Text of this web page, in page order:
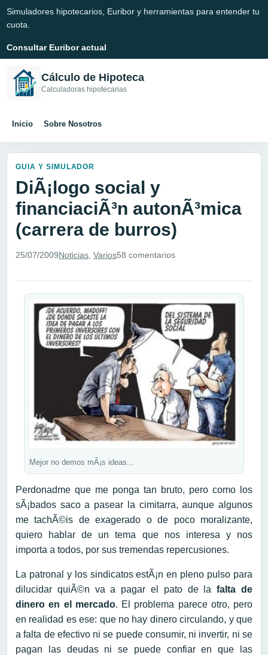
Simuladores hipotecarios, Euribor y herramientas para entender tu
cuota.
Consultar Euribor actual
Cálculo de Hipoteca
Calculadoras hipotecarias
Inicio Sobre Nosotros
GUIA Y SIMULADOR
DiÃ¡logo social y
financiaciÃ³n autonÃ³mica
(carrera de burros)
25/07/2009Noticias Varios58 comentarios
Mejor no demos mÃ¡s ideas...
Perdonadme que me ponga tan bruto, pero como los
sÃ¡bados saco a pasear la cimitarra, aunque algunos
me tachÃ©is de exagerado o de poco moralizante,
quiero hablar de un tema que nos interesa y nos
importa a todos, por sus tremendas repercusiones.
La patronal y los sindicatos estÃ¡n en pleno pulso para
dilucidar quiÃ©n va a pagar el pato de lafalta de
dinero en el mercado. El problema parece otro, pero
en realidad es ese: que no hay dinero circulando, y que
a falta de efectivo ni se puede consumir, ni invertir, ni se
pagan las deudas ni se puede confiar en que las